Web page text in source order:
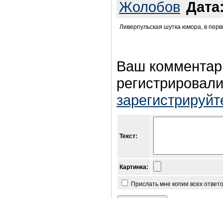
Жолобов
Ливерпульская шутка юмора, в
Ваш
Текст:
Картинка:
Прислать мне копии всех